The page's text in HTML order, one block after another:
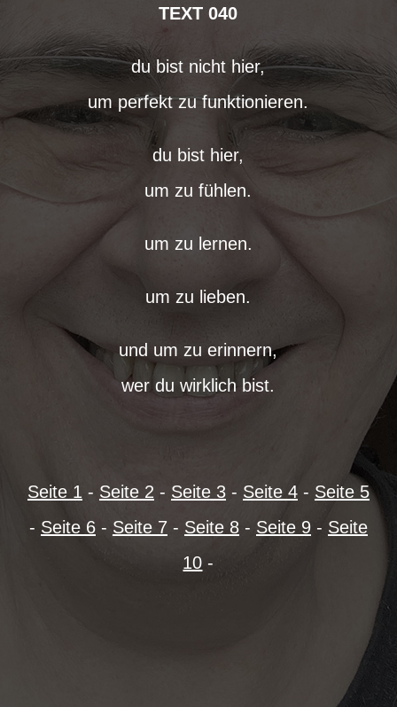
TEXT 040
du bist nicht hier,
um perfekt zu funktionieren.
du bist hier,
um zu fühlen.
um zu lernen.
um zu lieben.
und um zu erinnern,
wer du wirklich bist.
Seite 1 - Seite 2 - Seite 3- Seite 4- Seite 5
- Seite 6- Seite 7- Seite 8- Seite 9- Seite
10 -